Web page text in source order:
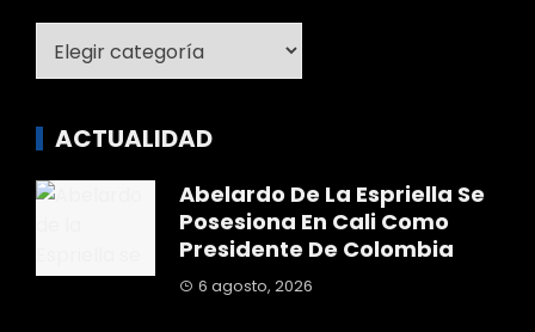
ACTUALIDAD
Abelardo De La Espriella Se
Posesiona En Cali Como
Presidente De Colombia
6 agosto, 2026